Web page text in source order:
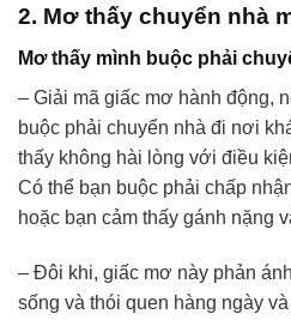
2. Mơ thấy chuyển nhà
Mơ thấy mình buộc phải
– Giải mã giấc mơ hành động,
buộc phải chuyển nhà đi nơi
thấy không hài lòng với điều
Có thể bạn buộc phải chấp
hoặc bạn cảm thấy gánh nặng
– Đôi khi, giấc mơ này phản
sống và thói quen hàng ngày